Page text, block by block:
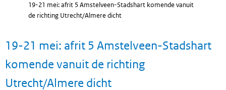
19-21 mei: afrit 5 Amstelveen-Stadshart komende vanuit
de richting Utrecht/Almere dicht
19-21 mei: afrit 5 Amstelveen-Stadshart
komende vanuit de richting
Utrecht/Almere dicht